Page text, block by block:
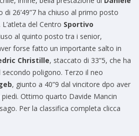
di 26’49”7 ha chiuso al primo posto
del Centro Sportivo
al quinto posto tra i senior,
forse fatto un importante salto in
Christille, staccato di 33”5, che ha
poligono. Terzo il neo
, giunto a 40”9 dal vincitore dpo aver
Ottimo quarto Davide Mancin
Per la classifica completa clicca